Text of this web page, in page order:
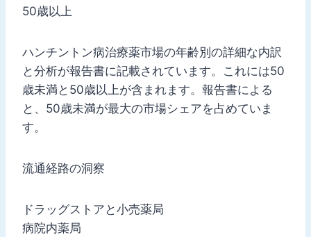
50歳以上
ハンチントン病治療薬市場の年齢別の詳細な内訳
と分析が報告書に記載されています。これには50
歳未満と50歳以上が含まれます。報告書による
と、50歳未満が最大の市場シェアを占めていま
す。
流通経路の洞察
ドラッグストアと小売薬局
病院内薬局